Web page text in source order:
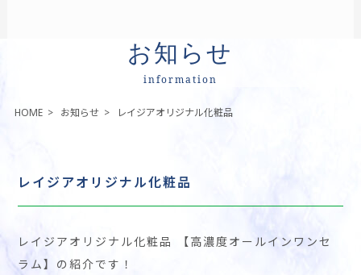
お知らせ
information
HOME> お知らせ> レイジアオリジナル化粧品
レイジアオリジナル化粧品
レイジアオリジナル化粧品 【高濃度オールインワンセ
ラム】の紹介です！